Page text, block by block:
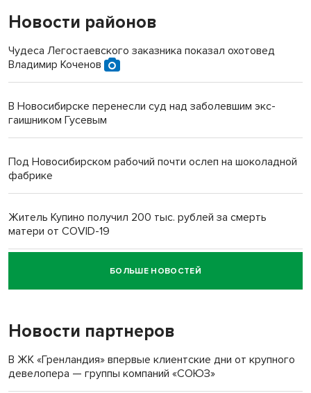
Новости районов
Чудеса Легостаевского заказника показал охотовед
Владимир Коченов
В Новосибирске перенесли суд над заболевшим экс-
гаишником Гусевым
Под Новосибирском рабочий почти ослеп на шоколадной
фабрике
Житель Купино получил 200 тыс. рублей за смерть
матери от COVID-19
Новосибирский суд наказал водителя за смерть
пенсионерки на вокзале
БОЛЬШЕ НОВОСТЕЙ
Новости партнеров
В ЖК «Гренландия» впервые клиентские дни от крупного
девелопера — группы компаний «СОЮЗ»